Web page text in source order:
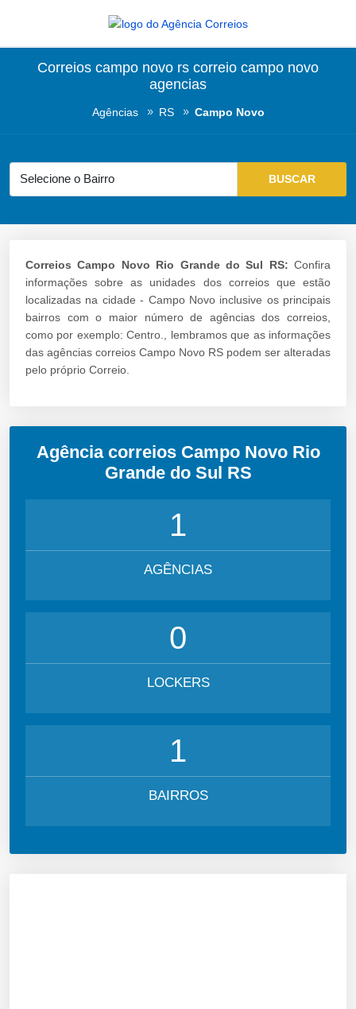
Correios campo novo rs correio campo novo
agencias
Agências RS Campo Novo
Correios Campo Novo Rio Grande do Sul RS: Confira
informações sobre as unidades dos correios que estão
localizadas na cidade - Campo Novo inclusive os principais
bairros com o maior número de agências dos correios,
como por exemplo: Centro., lembramos que as informações
das agências correios Campo Novo RS podem ser alteradas
pelo próprio Correio.
Agência correios Campo Novo Rio
Grande do Sul RS
1
AGÊNCIAS
0
LOCKERS
1
BAIRROS